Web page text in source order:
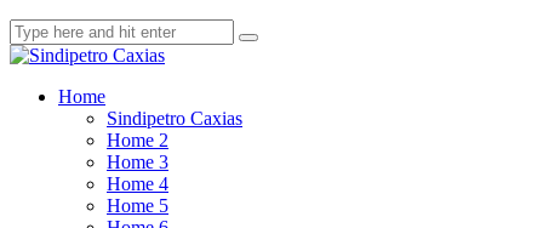
Home
Sindipetro Caxias
Home 2
Home 3
Home 4
Home 5